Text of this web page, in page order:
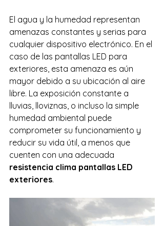
El agua y la humedad representan
amenazas constantes y serias para
cualquier dispositivo electrónico. En el
caso de las pantallas LED para
exteriores, esta amenaza es aún
mayor debido a su ubicación al aire
libre. La exposición constante a
lluvias, lloviznas, o incluso la simple
humedad ambiental puede
comprometer su funcionamiento y
reducir su vida útil, a menos que
cuenten con una adecuada
resistencia clima pantallas LED
exteriores.